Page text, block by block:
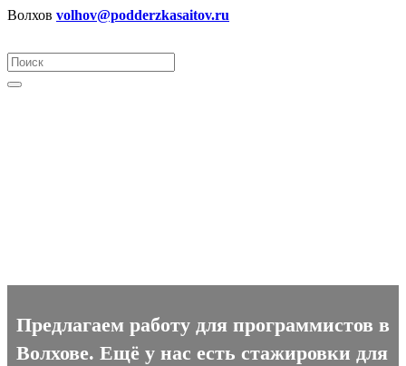
Волхов volhov@podderzkasaitov.ru
Предлагаем работу для программистов в
Волхове. Ещё у нас есть стажировки для